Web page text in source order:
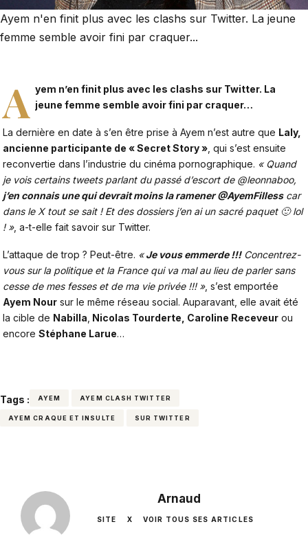
Ayem n'en finit plus avec les clashs sur Twitter. La jeune
femme semble avoir fini par craquer...
A yem n’en finit plus avec les clashs sur Twitter. La
jeune femme semble avoir fini par craquer…
La dernière en date à s’en être prise à Ayem n’est autre que Laly,
ancienne participante de « Secret Story » , qui s’est ensuite
reconvertie dans l’industrie du cinéma pornographique. « Quand
je vois certains tweets parlant du passé d’escort de @leonnaboo,
j’en connais une qui devrait moins la ramener @AyemFillesscar
dans le X tout se sait ! Et des dossiers j’en ai un sacré paquet 🙂 lol
! », a-t-elle fait savoir sur Twitter.
L’attaque de trop ? Peut-être. «Je vous emmerde !!!Concentrez-
vous sur la politique et la France qui va mal au lieu de parler sans
cesse de mes fesses et de ma vie privée !!! », s’est emportée
Ayem Nour sur le même réseau social. Auparavant, elle avait été
la cible de Nabilla Nicolas Tourderte, Caroline Receveur ou
encore Stéphane Larue…
Tags : AYEM AYEM CLASH TWITTER
AYEM CRAQUE ET INSULTE SUR TWITTER
Arnaud
SITE X VOIR TOUS SES ARTICLES